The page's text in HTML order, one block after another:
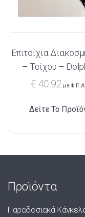
Επιτοίχια
– Τοίχου –
€ 40.92 με Φ.Π.Α.
Δείτε Το
Προϊόντα
Παραδοσιακά